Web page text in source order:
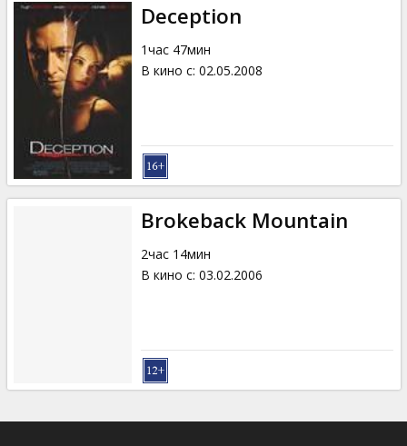
Deception
1час 47мин
В кино с: 02.05.2008
Brokeback Mountain
2час 14мин
В кино с: 03.02.2006